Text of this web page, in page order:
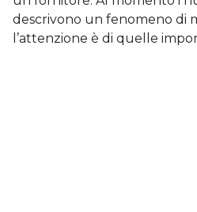
descrivono un fenomeno di
l’attenzione è di quelle